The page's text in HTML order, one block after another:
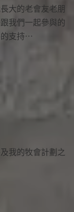
大的老會友老朋
我們一起參與的
的支持⋯
我的牧會計劃之